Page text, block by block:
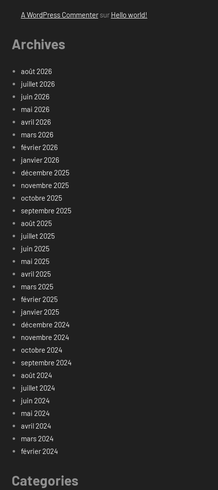
A WordPress Commentersur Hello world!
Archives
août 2026
juillet 2026
juin 2026
mai 2026
avril 2026
mars 2026
février 2026
janvier 2026
décembre 2025
novembre 2025
octobre 2025
septembre 2025
août 2025
juillet 2025
juin 2025
mai 2025
avril 2025
mars 2025
février 2025
janvier 2025
décembre 2024
novembre 2024
octobre 2024
septembre 2024
août 2024
juillet 2024
juin 2024
mai 2024
avril 2024
mars 2024
février 2024
Categories